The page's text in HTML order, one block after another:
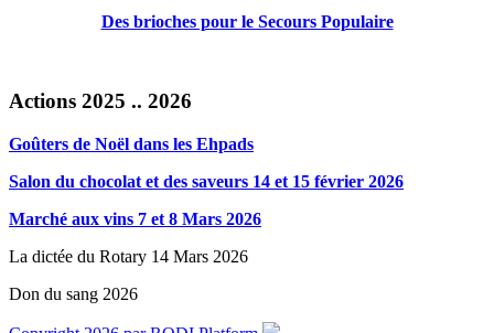
Des brioches pour le Secours Populaire
Actions 2025 .. 2026
Goûters de Noël dans les Ehpads
Salon du chocolat et des saveurs 14 et 15 février 2026
Marché aux vins 7 et 8 Mars 2026
La dictée du Rotary 14 Mars 2026
Don du sang 2026